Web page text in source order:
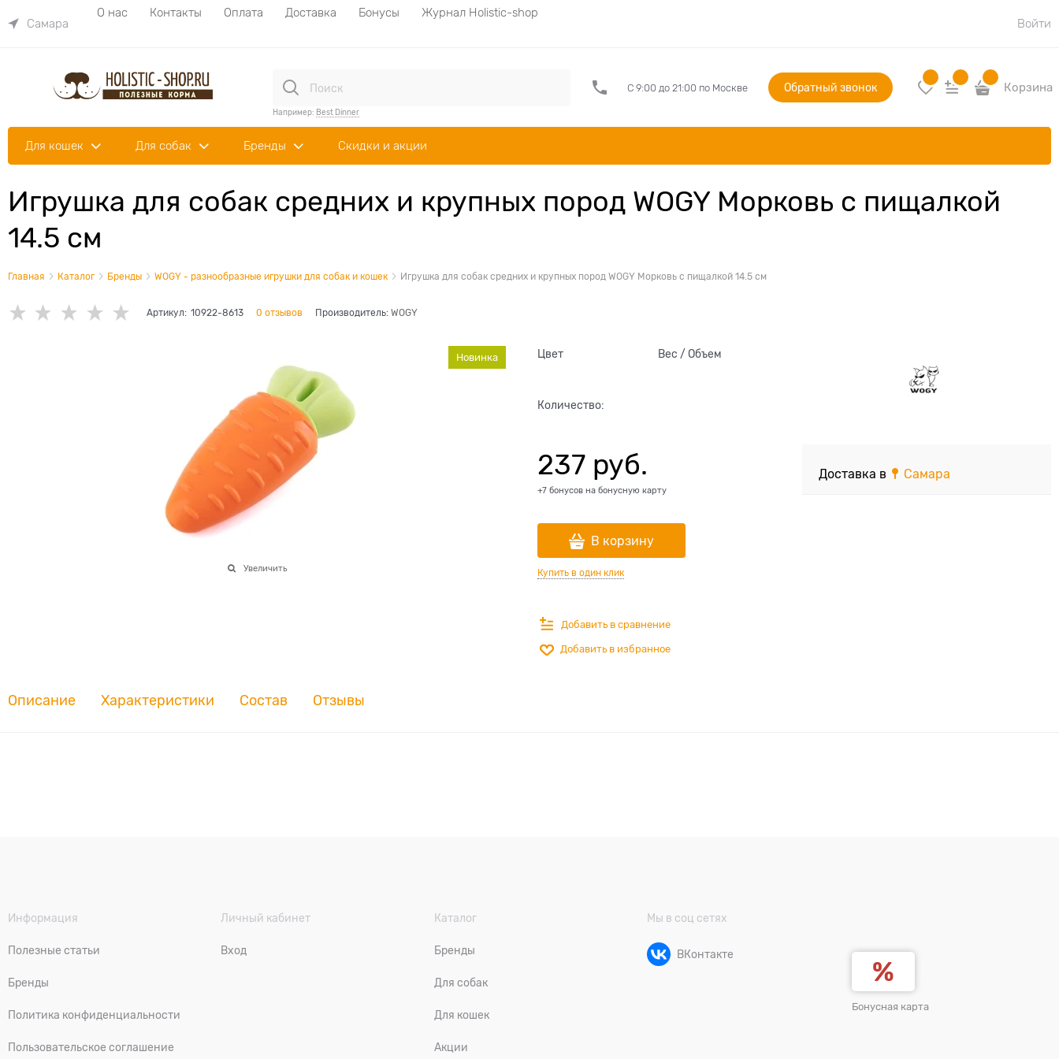
Самара
О нас Контакты Оплата Доставка Бонусы
Журнал Holistic-shop
Войти
Например: Best Dinner
С 9:00 до 21:00 по Москве Обратный звонок Корзина
Для кошек Для собак Бренды Скидки и акции
Игрушка для собак средних и крупных пород WOGY Морковь с пищалкой
14.5 см
Главная Каталог Бренды WOGY - разнообразные игрушки для собак и кошек Игрушка для собак средних и крупных пород WOGY Морковь с пищалкой 14.5 см
Артикул: 10922-8613 0 отзывов Производитель: WOGY
Новинка
Увеличить
Цвет Вес / Объем
Количество:
237 руб.
+7 бонусов на бонусную карту
В корзину
Купить в один клик
Добавить в сравнение
Добавить в избранное
Доставка в Самара
Описание Характеристики Состав Отзывы
Информация
Полезные статьи
Бренды
Политика конфиденциальности
Пользовательское соглашение
Личный кабинет
Вход
Каталог
Бренды
Для собак
Для кошек
Акции
Мы в соц сетях
ВКонтакте
Бонусная карта